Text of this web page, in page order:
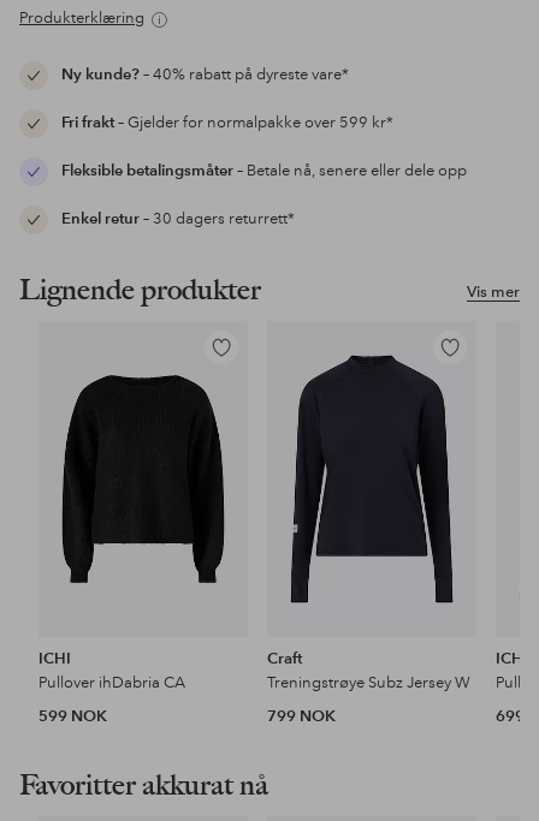
Produkterklæring
Ny kunde?– 40% rabatt på dyreste vare*
Fri frakt– Gjelder for normalpakke over 599 kr*
Fleksible betalingsmåter– Betale nå, senere eller dele opp
Enkel retur– 30 dagers returrett*
Vis mer
Lignende produkter
Legg
favoritter
ICHI
Pullover ihDabria CA
599 NOK
Legg
til
favoritter
Craft
Treningstrøye Subz Jersey W
799 NOK
ICHI
699
Favoritter akkurat nå